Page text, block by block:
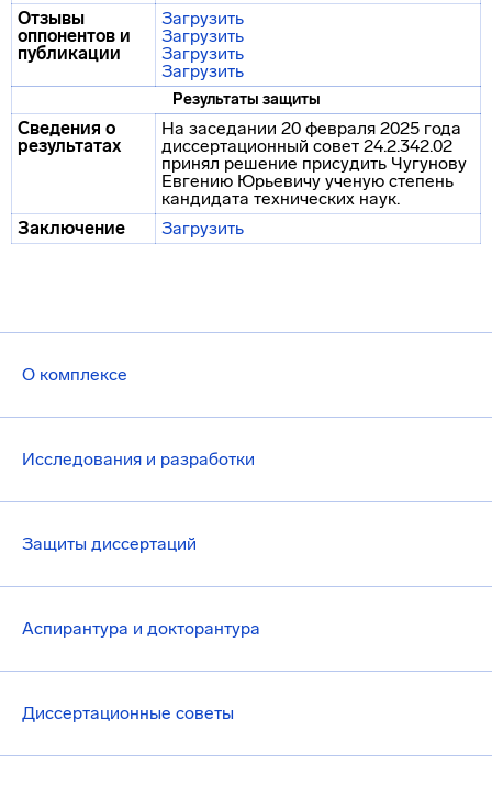
О комплексе
Исследования и разработки
Защиты диссертаций
Аспирантура и докторантура
Диссертационные советы
Отзывы
оппонентов и
публикации
Загрузить
Загрузить
Загрузить
Загрузить
Результаты защиты
Сведения о
результатах
На заседании 20 февраля 2025 года
диссертационный совет 24.2.342.02
принял решение присудить Чугунову
Евгению Юрьевичу ученую степень
кандидата технических наук.
Заключение
Загрузить